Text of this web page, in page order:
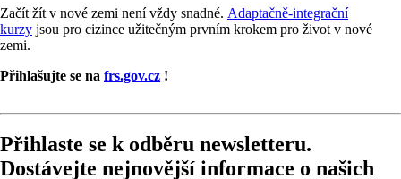
Začít žít v nové zemi není vždy snadné. Adaptačně-integrační
kurzy jsou pro cizince užitečným prvním krokem pro život v nové
zemi.
Přihlašujte se na frs.gov.cz !
Přihlaste se k odběru newsletteru.
Dostávejte nejnovější informace o našich